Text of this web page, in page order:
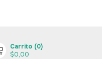
Carrito (0)
$0,00